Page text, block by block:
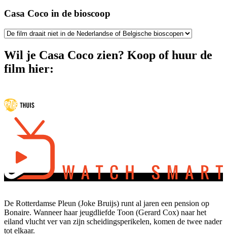
Casa Coco in de bioscoop
Wil je Casa Coco zien? Koop of huur de
film hier:
De Rotterdamse Pleun (Joke Bruijs) runt al jaren een pension op
Bonaire. Wanneer haar jeugdliefde Toon (Gerard Cox) naar het
eiland vlucht ver van zijn scheidingsperikelen, komen de twee nader
tot elkaar.